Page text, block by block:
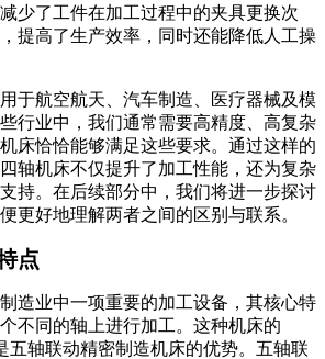
少了工件在加工过程中的夹具更换次
提高了生产效率，同时还能降低人工操
于航空航天、汽车制造、医疗器械及模
行业中，我们通常需要高精度、高复杂
床恰恰能够满足这些要求。通过这样的
轴机床不仅提升了加工性能，还为复杂
持。在后续部分中，我们将进一步探讨
更好地理解两者之间的区别与联系。
点
造业中一项重要的加工设备，其核心特
不同的轴上进行加工。这种机床的
五轴联动精密制造机床的优势。五轴联